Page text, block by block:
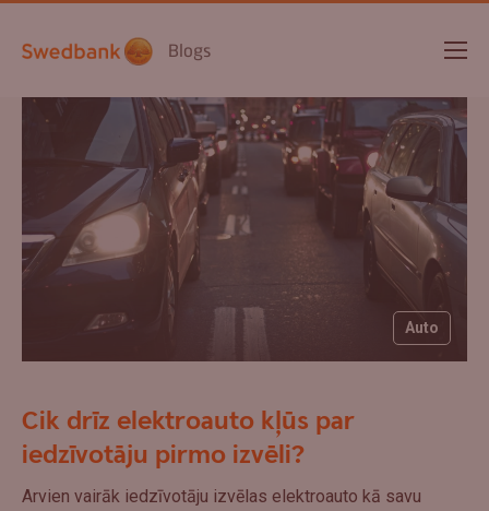
Blogs
Auto
Cik drīz elektroauto kļūs par
iedzīvotāju pirmo izvēli?
Arvien vairāk iedzīvotāju izvēlas elektroauto kā savu